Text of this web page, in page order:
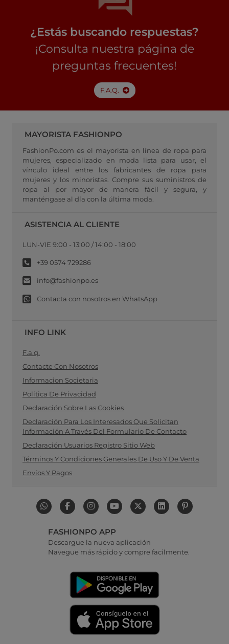
¿Estás buscando respuestas?
¡Consulta nuestra página de
preguntas frecuentes!
F.A.Q.
MAYORISTA FASHIONPO
FashionPo.com es el mayorista en línea de ropa para
mujeres, especializado en moda lista para usar, el
vínculo ideal entre los fabricantes de ropa para
mujeres y los minoristas. Compre sus suministros de
ropa al por mayor de manera fácil y segura, y
manténgase al día con la última moda.
ASISTENCIA AL CLIENTE
LUN-VIE 9:00 - 13:00 / 14:00 - 18:00
+39 0574 729286
info@fashionpo.es
Contacta con nosotros en WhatsApp
INFO LINK
F.a.q.
Contacte Con Nosotros
Informacion Societaria
Política De Privacidad
Declaración Sobre Las Cookies
Declaración Para Los Interesados Que Solicitan
Información A Través Del Formulario De Contacto
Declaración Usuarios Registro Sitio Web
Términos Y Condiciones Generales De Uso Y De Venta
Envíos Y Pagos
FASHIONPO APP
Descargue la nueva aplicación
Navegue más rápido y compre facilmente.